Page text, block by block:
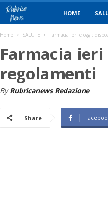
u
b
HOME
Home SALUTE Farmacia ieri e oggi:
Farmacia
regolamenti
By Rubricanews Redazione
Share